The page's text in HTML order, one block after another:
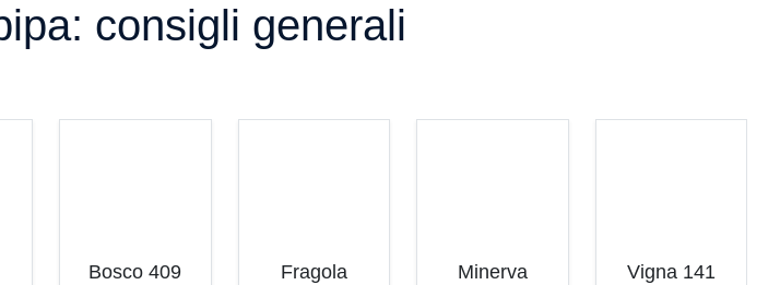
consigli generali
Bosco 409
Fragola
Minerva
Vigna 141